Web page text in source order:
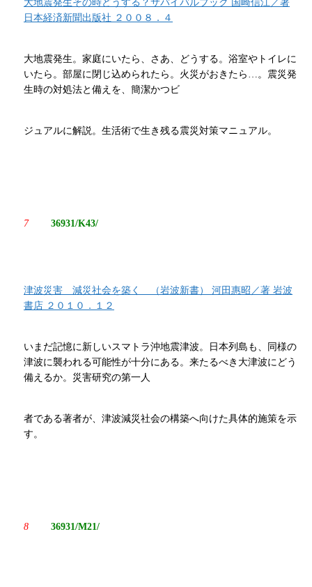
大地震発生その時どうする？サバイバルブック 国崎信江／著
日本経済新聞出版社 ２００８．４
大地震発生。家庭にいたら、さあ、どうする。浴室やトイレに
いたら。部屋に閉じ込められたら。火災がおきたら…。震災発
生時の対処法と備えを、簡潔かつビ
ジュアルに解説。生活術で生き残る震災対策マニュアル。
7 36931/K43/
津波災害 減災社会を築く （岩波新書） 河田惠昭／著 岩波
書店 ２０１０．１２
いまだ記憶に新しいスマトラ沖地震津波。日本列島も、同様の
津波に襲われる可能性が十分にある。来たるべき大津波にどう
備えるか。災害研究の第一人
者である著者が、津波減災社会の構築へ向けた具体的施策を示
す。
8 36931/M21/